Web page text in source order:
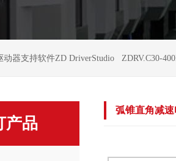
动器支持软件ZD DriverStudio ZDRV.C30-
产品
弧锥直角减